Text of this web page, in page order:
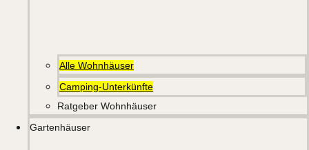
Alle Wohnhäuser
Camping-Unterkünfte
Ratgeber Wohnhäuser
Gartenhäuser